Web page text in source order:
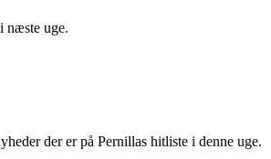
næste uge.
der er på Pernillas hitliste i denne uge.